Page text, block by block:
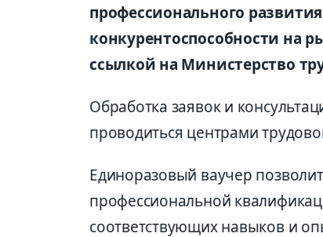
профессионального
конкурентоспособности на
ссылкой на Министерство
Обработка заявок и
проводиться центрами
Единоразовый ваучер
профессиональной
соответствующих навыков и